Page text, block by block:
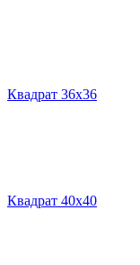
Квадрат 36х36
Квадрат 40х40